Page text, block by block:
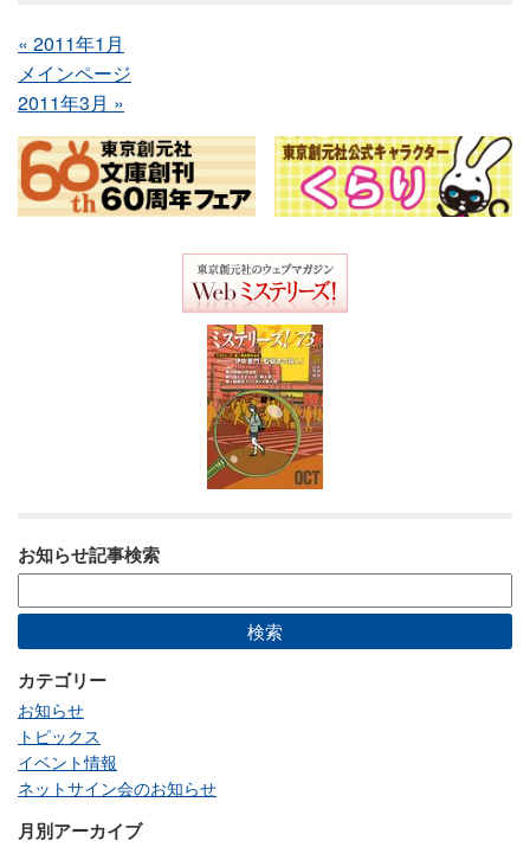
« 2011年1月
メインページ
2011年3月 »
お知らせ記事検索
カテゴリー
お知らせ
トピックス
イベント情報
ネットサイン会のお知らせ
月別アーカイブ